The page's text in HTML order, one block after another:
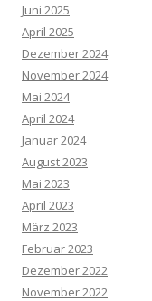
Juni 2025
April 2025
Dezember 2024
November 2024
Mai 2024
April 2024
Januar 2024
August 2023
Mai 2023
April 2023
März 2023
Februar 2023
Dezember 2022
November 2022